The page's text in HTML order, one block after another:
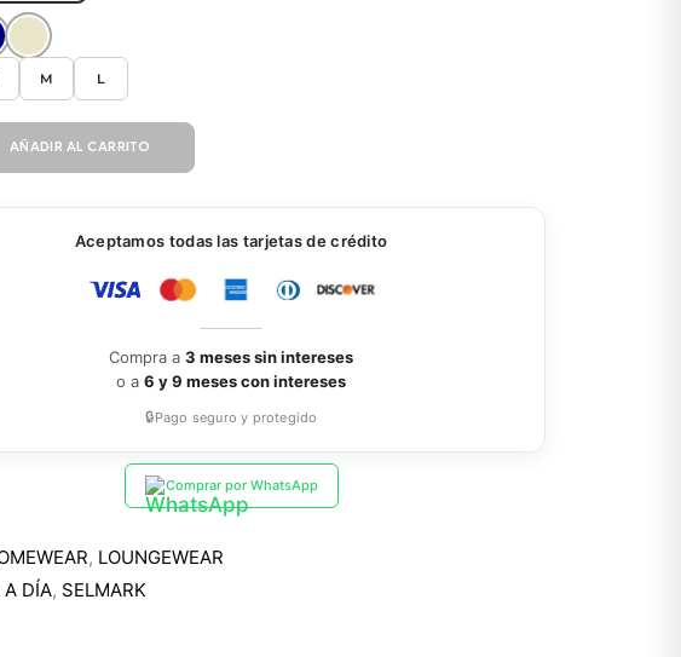
M L
AÑADIR AL CARRITO
Aceptamos todas las tarjetas de crédito
Compra a 3 meses sin intereses
o a 6 y 9 meses con intereses
🔒Pago seguro y protegido
Comprar por WhatsApp
, LOUNGEWEAR
A DÍA, SELMARK